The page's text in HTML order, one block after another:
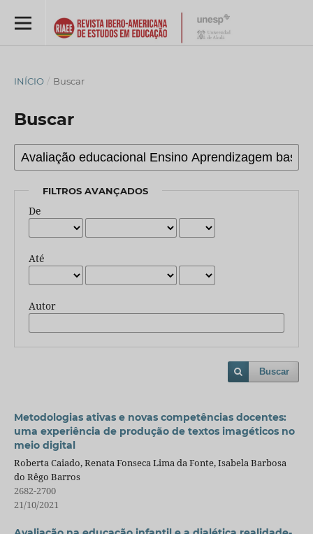
INÍCIO / Buscar
Buscar
FILTROS AVANÇADOS
De
Até
Autor
Buscar
Metodologias ativas e novas competências docentes:
uma experiência de produção de textos imagéticos no
meio digital
Roberta Caiado, Renata Fonseca Lima da Fonte, Isabela Barbosa
do Rêgo Barros
2682-2700
21/10/2021